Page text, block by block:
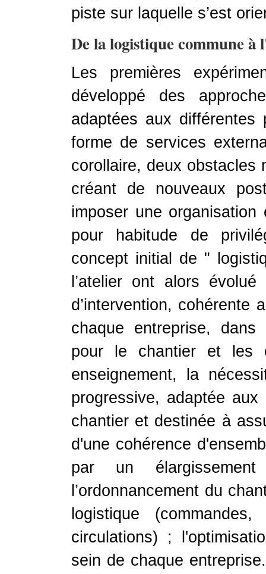
piste sur laquelle s’est
De la logistique commune
Les premières
développé des
adaptées aux
forme de services
corollaire, deux obstacles
créant de nouveaux
imposer une
pour habitude de
concept initial de "
l’atelier ont alors
d’intervention, cohérente
chaque entreprise, dans
pour le chantier et les
enseignement, la
progressive, adaptée
chantier et destinée à
d'une cohérence
par un
l’ordonnancement du
logistique (commandes,
circulations) ;
sein de chaque